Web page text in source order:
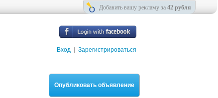
Вход Зарегистрироваться
Опубликовать объявление
Добавить вашу рекламу за 42 рубля